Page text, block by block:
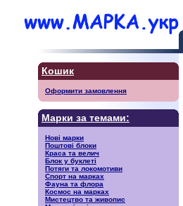
Кошик
Оформити замовлення
Марки за темами:
Нові марки
Поштові блоки
Краса та велич
Блок у буклеті
Потяги та локомотиви
Спорт на марках
Фауна та флора
Космос на марках
Мистецтво та живопис